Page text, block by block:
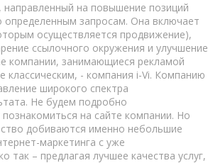
направленный на повышение позиций
определенным запросам. Она включает
осуществляется продвижение),
ссылочного окружения и улучшение
компании, занимающиеся рекламой
- компания i-Vi. Компанию
широкого спектра
Не будем подробно
на сайте компании. Но
добиваются именно небольшие
маркетинга с уже
– предлагая лучшее качества услуг,